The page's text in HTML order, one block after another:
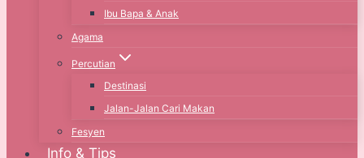
Ibu Bapa & Anak
Agama
Percutian
Destinasi
Jalan-Jalan Cari Makan
Fesyen
Info & Tips